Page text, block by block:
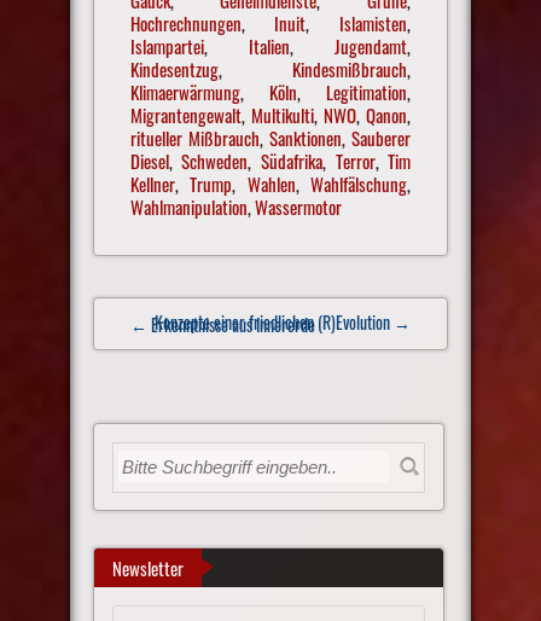
Hochrechnungen, Inuit, Islamisten,
Islampartei, Italien,Jugendamt,
Kindesentzug, Kindesmißbrauch,
Klimaerwärmung, Köln, Legitimation,
Migrantengewalt, Multikulti, NWO,Qanon,
ritueller Mißbrauch,Sanktionen,Sauberer
Diesel,Schweden, Südafrika, Terror,Tim
Kellner,Trump, Wahlen,Wahlfälschung,
Wahlmanipulation,Wassermotor
Post
navigation
← Erkenntnisse aus Innererde
Konzepte einer friedlichen (R)Evolution →
Newsletter